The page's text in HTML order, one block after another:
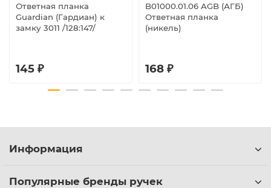
Ответная планка
Guardian (Гардиан) к
замку 3011 /128:147/
145 ₽
B01000.01.06 AGB (АГБ)
Ответная планка
(никель)
168 ₽
Информация
Популярные бренды ручек